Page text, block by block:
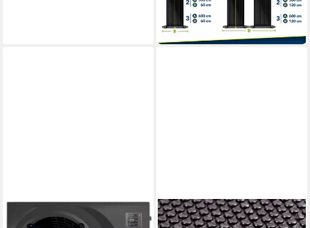
ab 109,79 €
10,03 €mtl. in 12 Raten
in 4-5 Werktagen bei dir